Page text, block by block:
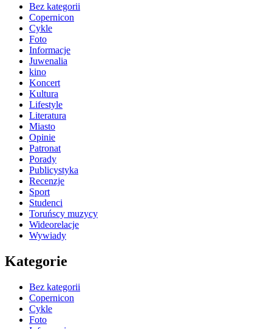
Bez kategorii
Copernicon
Cykle
Foto
Informacje
Juwenalia
kino
Koncert
Kultura
Lifestyle
Literatura
Miasto
Opinie
Patronat
Porady
Publicystyka
Recenzje
Sport
Studenci
Toruńscy muzycy
Wideorelacje
Wywiady
Kategorie
Bez kategorii
Copernicon
Cykle
Foto